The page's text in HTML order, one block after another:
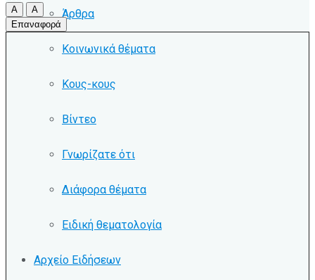
Άρθρα
Κοινωνικά θέματα
Κους-κους
Βίντεο
Γνωρίζατε ότι
Διάφορα θέματα
Ειδική θεματολογία
Αρχείο Ειδήσεων
A
A
Επαναφορά